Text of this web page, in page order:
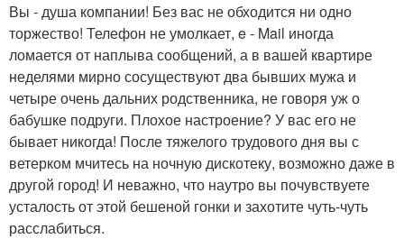
Вы - душа компании! Без вас не обходится ни одно
торжество! Телефон не умолкает, e - Mail иногда
ломается от наплыва сообщений, а в вашей квартире
неделями мирно сосуществуют два бывших мужа и
четыре очень дальних родственника, не говоря уж о
бабушке подруги. Плохое настроение? У вас его не
бывает никогда! После тяжелого трудового дня вы с
ветерком мчитесь на ночную дискотеку, возможно даже в
другой город! И неважно, что наутро вы почувствуете
усталость от этой бешеной гонки и захотите чуть-чуть
расслабиться.